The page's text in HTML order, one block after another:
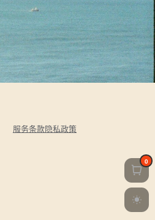
服务条款隐私政策
0